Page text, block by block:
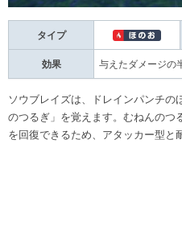
タイプ
効果 与えたダメージの
ソウブレイズは、ドレインパンチの
のつるぎ」を覚えます。むねんのつ
を回復できるため、アタッカー型と